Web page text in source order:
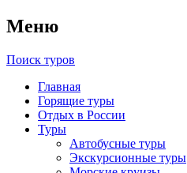
Меню
Поиск туров
Главная
Горящие туры
Отдых в России
Туры
Автобусные туры
Экскурсионные туры